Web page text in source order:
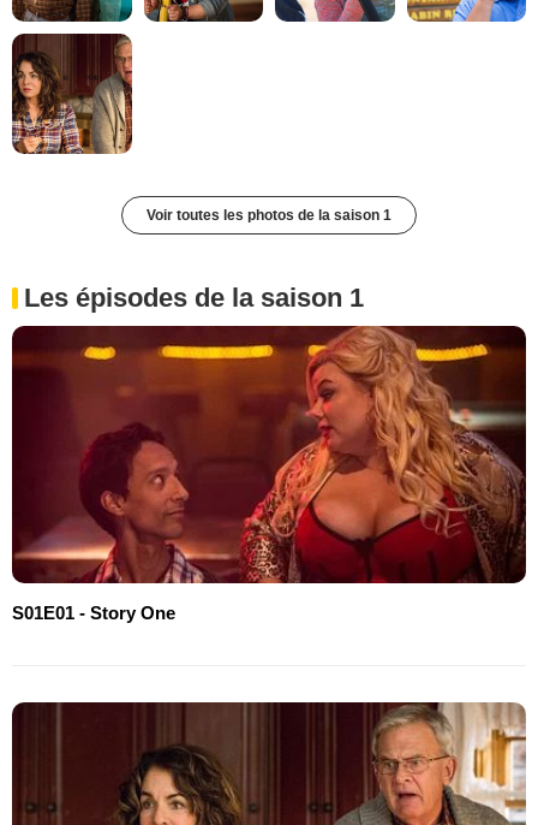
Voir toutes les photos de la saison 1
Les épisodes de la saison 1
S01E01 - Story One